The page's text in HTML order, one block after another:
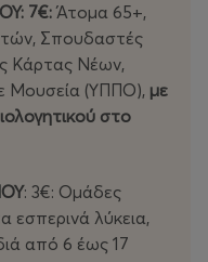
7€:Άτομα 65+,
Σπουδαστές
Κάρτας Νέων,
Μουσεία (ΥΠΠΟ), με
στο
: 3€: Ομάδες
εσπερινά λύκεια,
από 6 έως 17